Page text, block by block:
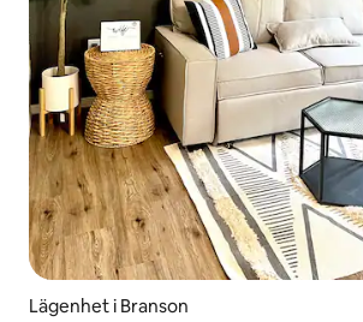
Lägenhet i Branson